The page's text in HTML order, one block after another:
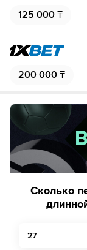
125 000 ₸
200 000 ₸
Сколько
27